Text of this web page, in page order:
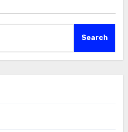
Search